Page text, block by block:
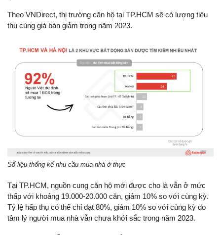
Theo VNDirect, thị trường căn hộ tại TP.HCM sẽ có lượng tiêu
thụ cùng giá bán giảm trong năm 2023.
Số liệu thống kế nhu cầu mua nhà ở thực
Tại TP.HCM, nguồn cung căn hộ mới được cho là vẫn ở mức
thấp với khoảng 19.000-20.000 căn, giảm 10% so với cùng kỳ.
Tỷ lệ hấp thụ có thể chỉ đạt 80%, giảm 10% so với cùng kỳ do
tâm lý người mua nhà vẫn chưa khởi sắc trong năm 2023.